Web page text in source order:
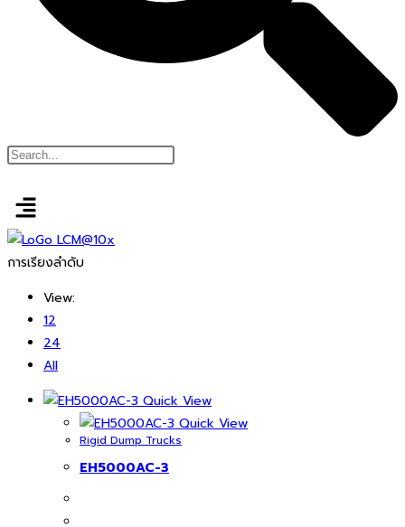
การเรียงลำดับ
View:
12
24
All
Quick View
Quick View
Rigid Dump Trucks
EH5000AC-3